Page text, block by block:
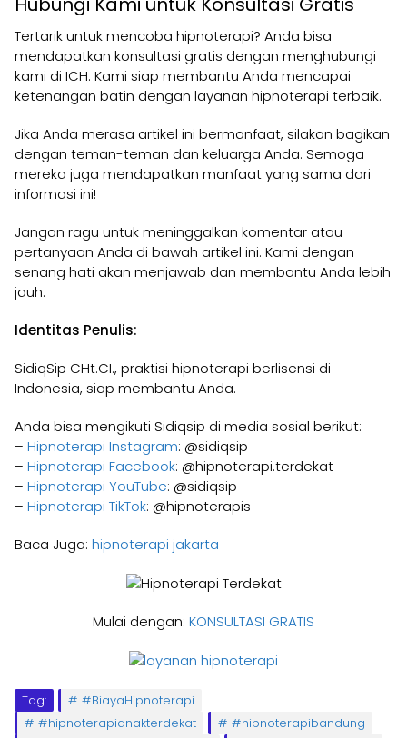
Tertarik untuk mencoba hipnoterapi? Anda bisa
mendapatkan konsultasi gratis dengan menghubungi
kami di ICH. Kami siap membantu Anda mencapai
ketenangan batin dengan layanan hipnoterapi terbaik.
Jika Anda merasa artikel ini bermanfaat, silakan bagikan
dengan teman-teman dan keluarga Anda. Semoga
mereka juga mendapatkan manfaat yang sama dari
informasi ini!
Jangan ragu untuk meninggalkan komentar atau
pertanyaan Anda di bawah artikel ini. Kami dengan
senang hati akan menjawab dan membantu Anda lebih
jauh.
Identitas Penulis:
SidiqSip CHt.CI., praktisi hipnoterapi berlisensi di
Indonesia, siap membantu Anda.
Anda bisa mengikuti Sidiqsip di media sosial berikut:
– Hipnoterapi Instagram: @sidiqsip
– Hipnoterapi Facebook: @hipnoterapi.terdekat
– Hipnoterapi YouTube: @sidiqsip
– Hipnoterapi TikTok: @hipnoterapis
Baca Juga: hipnoterapi jakarta
Mulai dengan: KONSULTASI GRATIS
Tag:
#BiayaHipnoterapi
#hipnoterapianakterdekat
#hipnoterapibandung